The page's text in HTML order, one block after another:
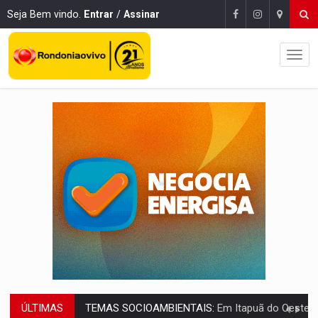
Seja Bem vindo. Entrar / Assinar
ÚLTIMAS PREVISÃO:Interior de Rondônia terá sábado (8) de calor intenso